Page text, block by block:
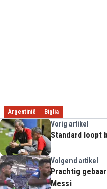
Argentinië Biglia
Vorig artikel
Standard loopt
Volgend artikel
Prachtig
Messi